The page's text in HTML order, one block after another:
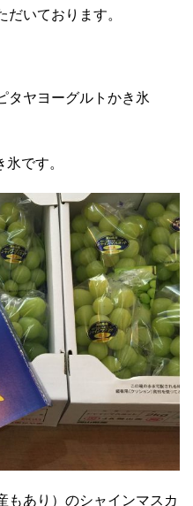
いております。
タヤヨーグルトかき氷
です。
もあり）のシャインマスカ